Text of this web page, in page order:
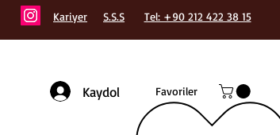
Kariyer S.S.S Tel: +90 212 422 38 15
Kaydol Favoriler